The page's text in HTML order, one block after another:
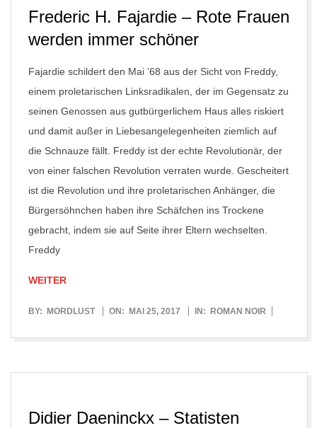
Frederic H. Fajardie – Rote Frauen
werden immer schöner
Fajardie schildert den Mai ’68 aus der Sicht von Freddy,
einem proletarischen Linksradikalen, der im Gegensatz zu
seinen Genossen aus gutbürgerlichem Haus alles riskiert
und damit außer in Liebesangelegenheiten ziemlich auf
die Schnauze fällt. Freddy ist der echte Revolutionär, der
von einer falschen Revolution verraten wurde. Gescheitert
ist die Revolution und ihre proletarischen Anhänger, die
Bürgersöhnchen haben ihre Schäfchen ins Trockene
gebracht, indem sie auf Seite ihrer Eltern wechselten.
Freddy
WEITER
2017-
BY: MORDLUST ON: MAI 25, 2017 IN: ROMAN NOIR
Didier Daeninckx – Statisten